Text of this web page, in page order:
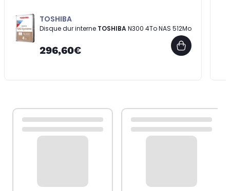
TOSHIBA
Disque dur interne TOSHIBA N300 4To NAS 512Mo
296,60€